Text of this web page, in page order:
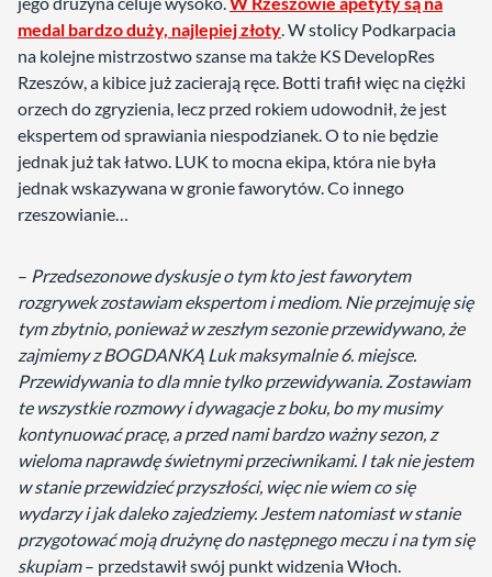
medal bardzo duży, najlepiej złoty. W stolicy Podkarpacia
na kolejne mistrzostwo szanse ma także KS DevelopRes
Rzeszów, a kibice już zacierają ręce. Botti trafił więc na ciężki
orzech do zgryzienia, lecz przed rokiem udowodnił, że jest
ekspertem od sprawiania niespodzianek. O to nie będzie
jednak już tak łatwo. LUK to mocna ekipa, która nie była
jednak wskazywana w gronie faworytów. Co innego
rzeszowianie…
– Przedsezonowe dyskusje o tym kto jest faworytem
rozgrywek zostawiam ekspertom i mediom. Nie przejmuję się
tym zbytnio, ponieważ w zeszłym sezonie przewidywano, że
zajmiemy z BOGDANKĄ Luk maksymalnie 6. miejsce.
Przewidywania to dla mnie tylko przewidywania. Zostawiam
te wszystkie rozmowy i dywagacje z boku, bo my musimy
kontynuować pracę, a przed nami bardzo ważny sezon, z
wieloma naprawdę świetnymi przeciwnikami. I tak nie jestem
w stanie przewidzieć przyszłości, więc nie wiem co się
wydarzy i jak daleko zajedziemy. Jestem natomiast w stanie
przygotować moją drużynę do następnego meczu i na tym się
skupiam– przedstawił swój punkt widzenia Włoch.